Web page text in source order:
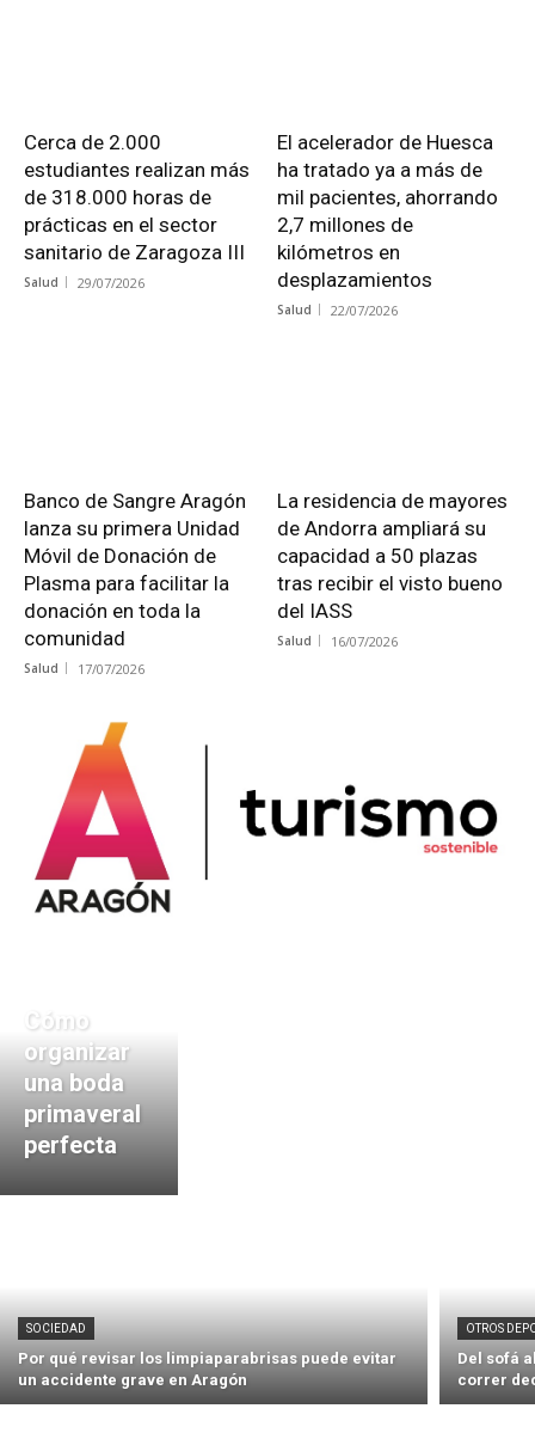
Cerca de 2.000
estudiantes realizan más
de 318.000 horas de
prácticas en el sector
sanitario de Zaragoza III
Salud 29/07/2026
El acelerador de Huesca
ha tratado ya a más de
mil pacientes, ahorrando
2,7 millones de
kilómetros en
desplazamientos
Salud 22/07/2026
Banco de Sangre Aragón
lanza su primera Unidad
Móvil de Donación de
Plasma para facilitar la
donación en toda la
comunidad
Salud 17/07/2026
La residencia de mayores
de Andorra ampliará su
capacidad a 50 plazas
tras recibir el visto bueno
del IASS
Salud 16/07/2026
Cómo
organizar
una boda
primaveral
perfecta
SOCIEDAD
Por qué revisar los limpiaparabrisas puede evitar
un accidente grave en Aragón
OTROS
Del sofá
correr